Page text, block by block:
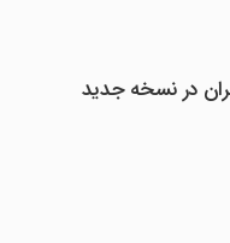
در نسخه جدید